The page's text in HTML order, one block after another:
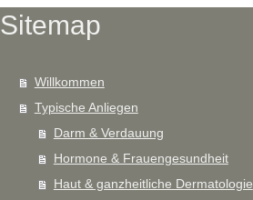
Sitemap
Willkommen
Typische Anliegen
Darm & Verdauung
Hormone & Frauengesundheit
Haut & ganzheitliche Dermatologie